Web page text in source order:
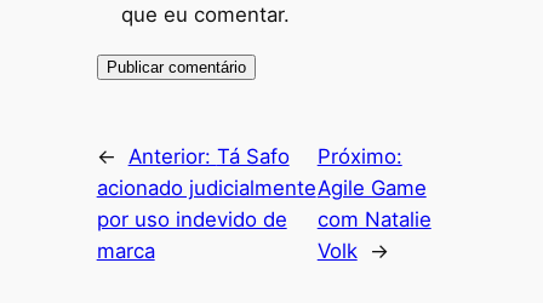
que eu comentar.
← Anterior: Tá Safo
acionado judicialmente
por uso indevido de
marca
Próximo:
Agile Game
com Natalie
Volk
→